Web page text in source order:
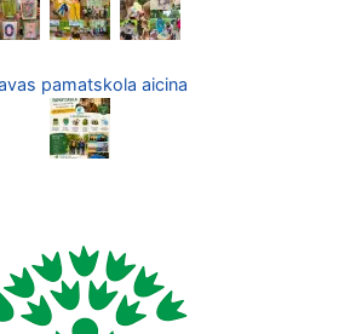
pamatskola aicina